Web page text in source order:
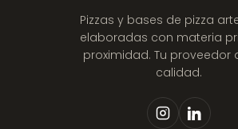
Pizzas y bases de pizza
elaboradas con materia
proximidad. Tu proveedor
calidad.